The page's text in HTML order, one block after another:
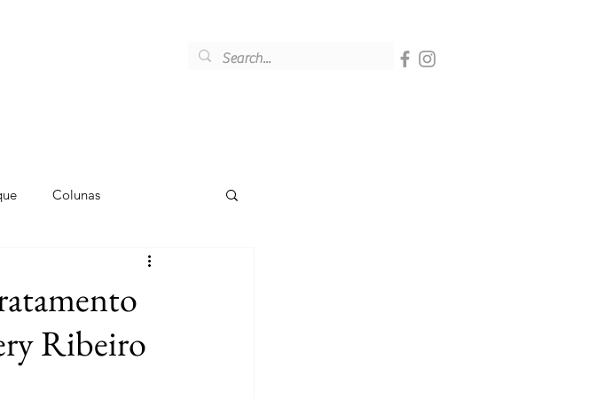
Colunas
Ribeiro